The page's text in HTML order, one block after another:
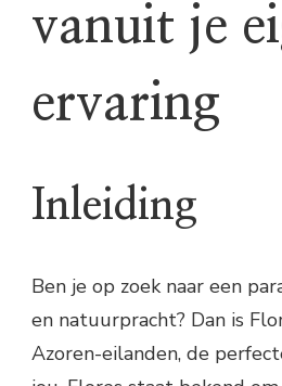
vanuit je
ervaring
Inleiding
Ben je op zoek naar een
en natuurpracht? Dan is
Azoren-eilanden, de